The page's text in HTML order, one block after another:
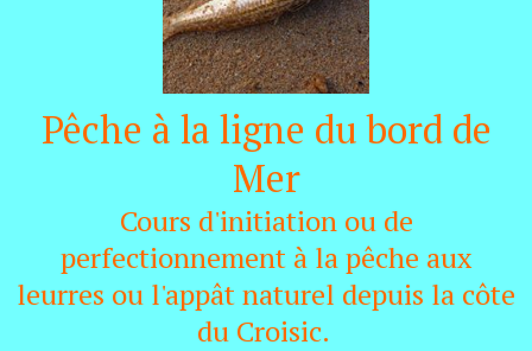
Pêche à la ligne du bord de
Mer
Cours d'initiation ou de
perfectionnement à la pêche aux
leurres ou l'appât naturel depuis la côte
du Croisic.